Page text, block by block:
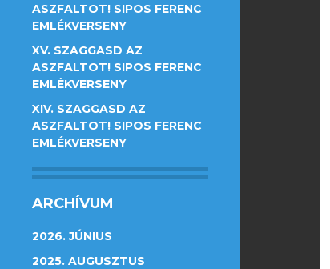
ASZFALTOT! SIPOS FERENC
EMLÉKVERSENY
XV. SZAGGASD AZ
ASZFALTOT! SIPOS FERENC
EMLÉKVERSENY
XIV. SZAGGASD AZ
ASZFALTOT! SIPOS FERENC
EMLÉKVERSENY
ARCHÍVUM
2026. JÚNIUS
2025. AUGUSZTUS